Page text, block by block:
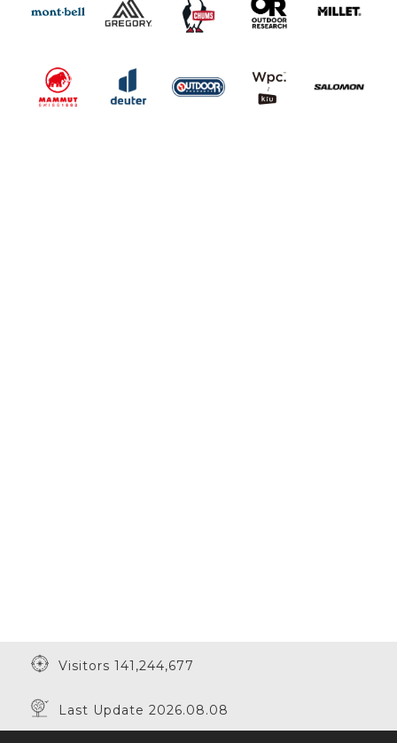
Visitors 141,244,677
Last Update 2026.08.08